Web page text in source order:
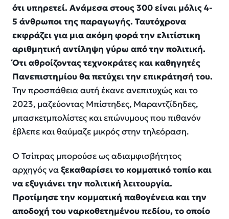
ότι υπηρετεί. Ανάμεσα στους 300 είναι μόλις 4-
5 άνθρωποι της παραγωγής. Ταυτόχρονα
εκφράζει για μια ακόμη φορά την ελιτίστικη
αριθμητική αντίληψη γύρω από την πολιτική.
Ότι αθροίζοντας τεχνοκράτες και καθηγητές
Πανεπιστημίου θα πετύχει την επικράτησή του.
Την προσπάθεια αυτή έκανε ανεπιτυχώς και το
2023, μαζεύοντας Μπίστηδες, Μαραντζίδηδες,
μπασκετμπολίστες και επώνυμους που πιθανόν
έβλεπε και θαύμαζε μικρός στην τηλεόραση.
Ο Τσίπρας μπορούσε ως αδιαμφισβήτητος
αρχηγός ναξεκαθαρίσει το κομματικό τοπίο και
να εξυγιάνει την πολιτική λειτουργία.
Προτίμησε την κομματική παθογένεια και την
αποδοχή του ναρκοθετημένου πεδίου, το οποίο